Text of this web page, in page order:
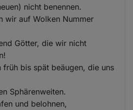
nicht benennen.
wir auf Wolken Nummer
Götter, die wir nicht
früh bis spät beäugen, die uns
Sphärenweiten.
und belohnen,